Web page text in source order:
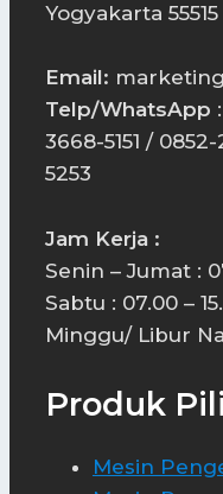
Yogyakarta 55515
Email:
Telp/WhatsApp
3668-5151 /
5253
Jam Kerja :
Senin – Jumat :
Sabtu : 07.00 –
Minggu/ Libur
Produk
Mesin